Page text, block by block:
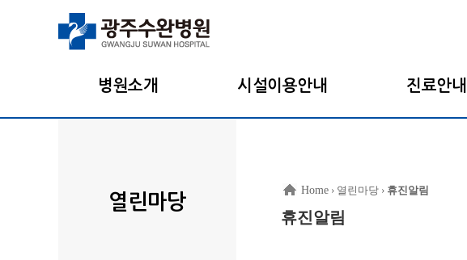
병원소개 시설이용안내 진료안내
열린마당
Home › 열린마당 › 휴진알림
휴진알림